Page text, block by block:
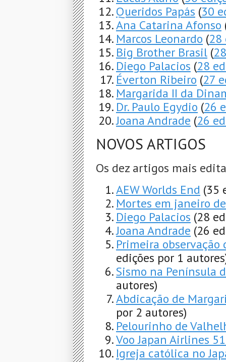
Queridos Papás (30
Ana Catarina Afonso
Marcos Leonardo (28
Big Brother Brasil (
Diego Palacios (28
Éverton Ribeiro (27
Margarida II da
Dr. Paulo Egydio (26
Joana Andrade (26
NOVOS ARTIGOS
Os dez artigos mais
AEW Worlds End (35
Mortes em janeiro
Diego Palacios (28
Joana Andrade (26
Primeira
edições por 1
Sismo na Península
autores)
Abdicação de
por 2 autores)
Pelourinho de
Voo Japan Airlines
Igreja católica no